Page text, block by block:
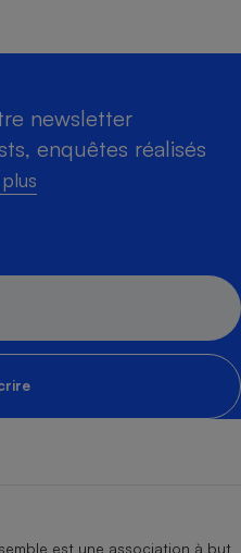
newsletter
enquêtes réalisés
est une association à but